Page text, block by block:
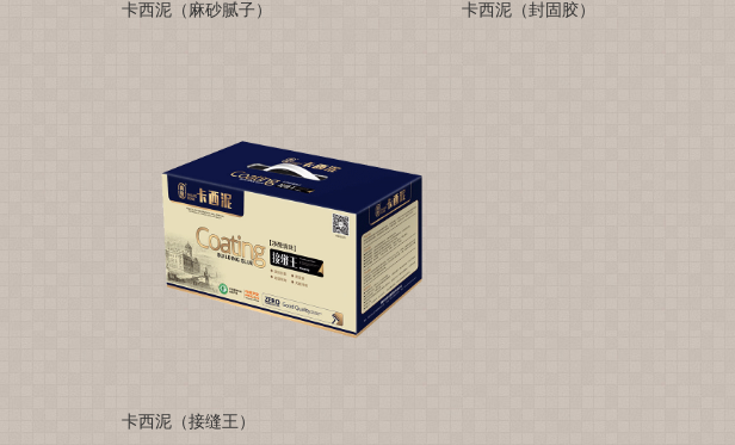
卡西泥（麻砂腻子） 卡西泥（封固胶）
卡西泥（接缝王）